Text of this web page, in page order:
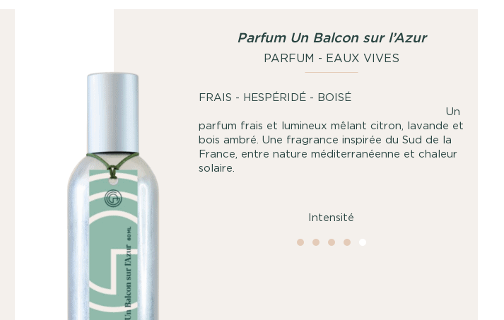
Parfum Un Balcon sur l’Azur
PARFUM - EAUX VIVES
FRAIS - HESPÉRIDÉ - BOISÉ
Un
parfum frais et lumineux mêlant citron, lavande et
bois ambré. Une fragrance inspirée du Sud de la
France, entre nature méditerranéenne et chaleur
solaire.
Intensité